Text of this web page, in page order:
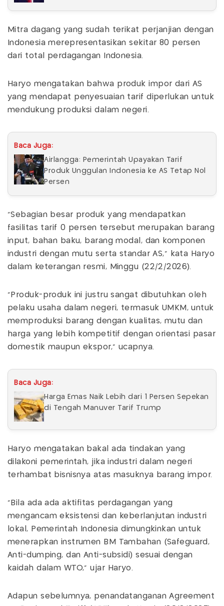
Mitra dagang yang sudah terikat perjanjian dengan
Indonesia merepresentasikan sekitar 80 persen
dari total perdagangan Indonesia.
Haryo mengatakan bahwa produk impor dari AS
yang mendapat penyesuaian tarif diperlukan untuk
mendukung produksi dalam negeri.
Baca Juga:
Airlangga: Pemerintah Upayakan Tarif
Produk Unggulan Indonesia ke AS Tetap Nol
Persen
"Sebagian besar produk yang mendapatkan
fasilitas tarif 0 persen tersebut merupakan barang
input, bahan baku, barang modal, dan komponen
industri dengan mutu serta standar AS," kata Haryo
dalam keterangan resmi, Minggu (22/2/2026).
"Produk-produk ini justru sangat dibutuhkan oleh
pelaku usaha dalam negeri, termasuk UMKM, untuk
memproduksi barang dengan kualitas, mutu dan
harga yang lebih kompetitif dengan orientasi pasar
domestik maupun ekspor," ucapnya.
Baca Juga:
Harga Emas Naik Lebih dari 1 Persen Sepekan
di Tengah Manuver Tarif Trump
Haryo mengatakan bakal ada tindakan yang
dilakoni pemerintah, jika industri dalam negeri
terhambat bisnisnya atas masuknya barang impor.
"Bila ada ada aktifitas perdagangan yang
mengancam eksistensi dan keberlanjutan industri
lokal, Pemerintah Indonesia dimungkinkan untuk
menerapkan instrumen BM Tambahan (Safeguard,
Anti-dumping, dan Anti-subsidi) sesuai dengan
kaidah dalam WTO," ujar Haryo.
Adapun sebelumnya, penandatanganan Agreement